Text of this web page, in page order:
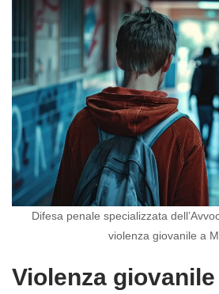
Difesa penale specializzata
violenza giovanile a
Violenza